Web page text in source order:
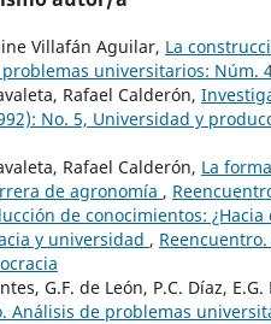
Villafán Aguilar, La
universitarios: Núm.
Rafael Calderón,
No. 5, Universidad y
Rafael Calderón, La
de agronomía ,
de conocimientos:
y universidad ,
G.F. de León, P.C. Díaz,
Análisis de problemas